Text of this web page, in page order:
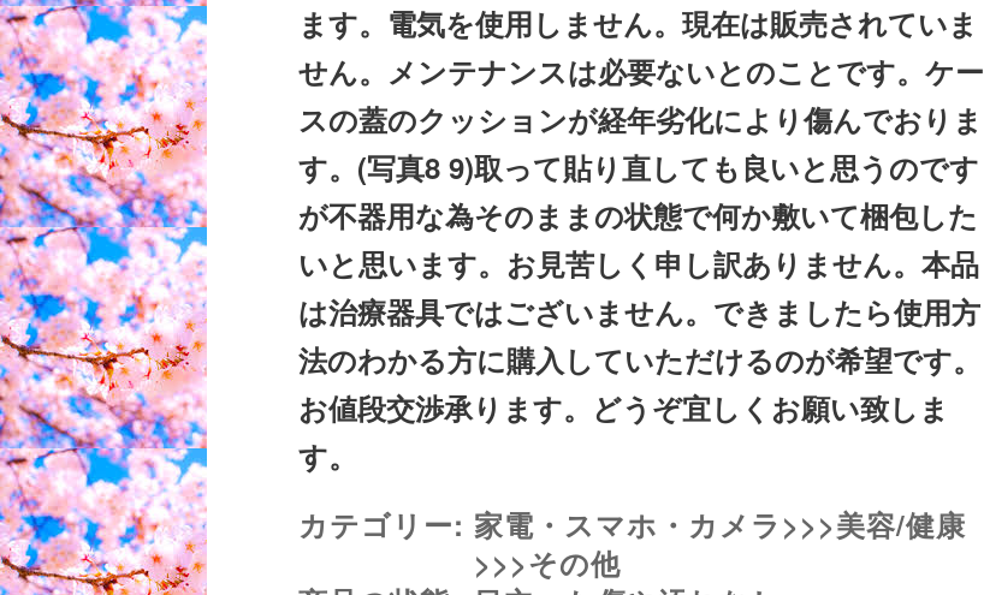
ます。電気を使用しません。現在は販売されていま
せん。メンテナンスは必要ないとのことです。ケー
スの蓋のクッションが経年劣化により傷んでおりま
す。(写真8 9)取って貼り直しても良いと思うのです
が不器用な為そのままの状態で何か敷いて梱包した
いと思います。お見苦しく申し訳ありません。本品
は治療器具ではございません。できましたら使用方
法のわかる方に購入していただけるのが希望です。
お値段交渉承ります。どうぞ宜しくお願い致しま
す。
カテゴリー: 家電・スマホ・カメラ>>>美容/健康
>>>その他